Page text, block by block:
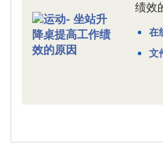
绩效
在
文